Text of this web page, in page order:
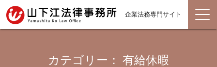
企業法務専門サイト
カテゴリー： 有給休暇